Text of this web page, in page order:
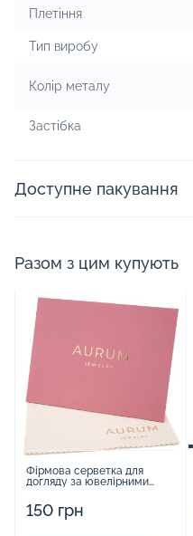
Плетіння
Тип виробу
Колір металу
Застібка
Доступне пакування
Разом з цим купують
Фірмова серветка для
догляду за ювелірними
150 грн